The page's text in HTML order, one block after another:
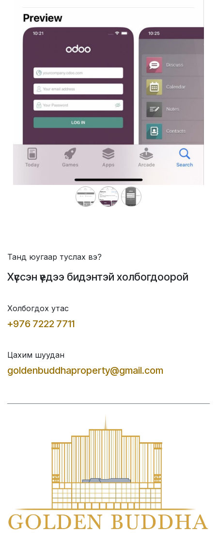
Танд юугаар туслах вэ?
Хүссэн үедээ бидэнтэй холбогдоорой
Холбогдох утас
+976 7222 7711
Цахим шуудан
goldenbuddhaproperty@gmail.com